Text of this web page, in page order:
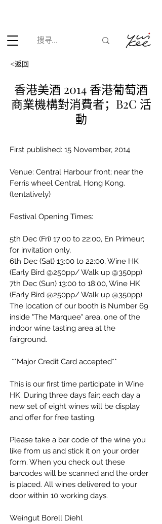
<返回
香港美酒 2014 香港葡萄酒
商業機構對消費者；B2C 活
動
First published: 15 November, 2014
Venue: Central Harbour front; near the
Ferris wheel Central, Hong Kong.
(tentatively)
Festival Opening Times:
5th Dec (Fri) 17:00 to 22:00, En Primeur;
for invitation only,
6th Dec (Sat) 13:00 to 22:00, Wine HK
(Early Bird @250pp/ Walk up @350pp)
7th Dec (Sun) 13:00 to 18:00, Wine HK
(Early Bird @250pp/ Walk up @350pp)
The location of our booth is Number 69
inside "The Marquee" area, one of the
indoor wine tasting area at the
fairground.
**Major Credit Card accepted**
This is our first time participate in Wine
HK. During three days fair; each day a
new set of eight wines will be display
and offer for free tasting.
Please take a bar code of the wine you
like from us and stick it on your order
form. When you check out these
barcodes will be scanned and the order
is placed. All wines delivered to your
door within 10 working days.
Weingut Borell Diehl